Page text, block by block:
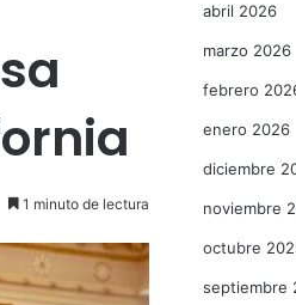
1 minuto de lectura
abril 2026
marzo 2026
febrero
enero 2026
diciembre
noviembre
octubre
septiembre